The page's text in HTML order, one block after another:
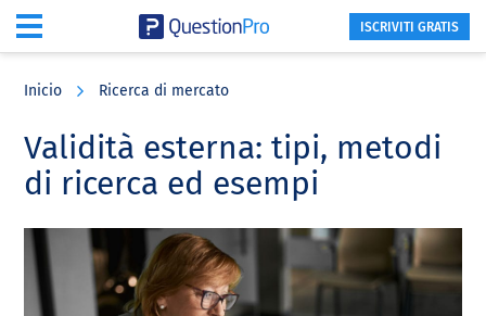
content
sidebar
ISCRIVITI GRATIS
Inicio Ricerca di mercato
Validità esterna: tipi, metodi
di ricerca ed esempi